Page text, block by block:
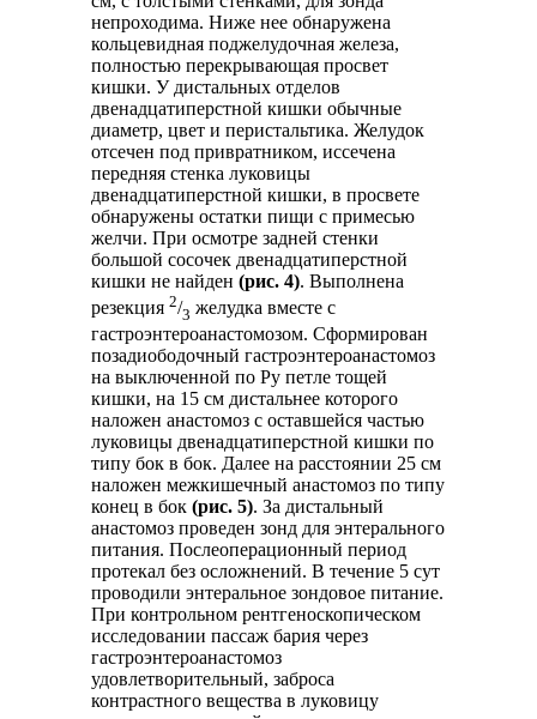
непроходима. Ниже нее обнаружена
кольцевидная поджелудочная железа,
полностью перекрывающая просвет
кишки. У дистальных отделов
двенадцатиперстной кишки обычные
диаметр, цвет и перистальтика. Желудок
отсечен под привратником, иссечена
передняя стенка луковицы
двенадцатиперстной кишки, в просвете
обнаружены остатки пищи с примесью
желчи. При осмотре задней стенки
большой сосочек двенадцатиперстной
кишки не найден(рис. 4). Выполнена
резекция2/3 желудка вместе с
гастроэнтероанастомозом. Сформирован
позадиободочный гастроэнтероанастомоз
на выключенной по Ру петле тощей
кишки, на 15 см дистальнее которого
наложен анастомоз с оставшейся частью
луковицы двенадцатиперстной кишки по
типу бок в бок. Далее на расстоянии 25 см
наложен межкишечный анастомоз по типу
конец в бок(рис. 5). За дистальный
анастомоз проведен зонд для энтерального
питания. Послеоперационный период
протекал без осложнений. В течение 5 сут
проводили энтеральное зондовое питание.
При контрольном рентгеноскопическом
исследовании пассаж бария через
гастроэнтероанастомоз
удовлетворительный, заброса
контрастного вещества в луковицу